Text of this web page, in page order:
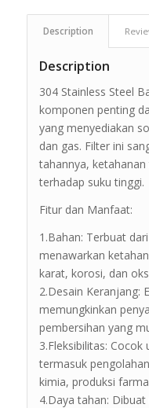
Description
Description
304 Stainless Steel
komponen penting
yang menyediakan
dan gas. Filter ini
tahannya,
terhadap suku tinggi.
Fitur dan Manfaat:
1.Bahan: Terbuat
menawarkan
karat, korosi, dan
2.Desain Keranjang:
memungkinkan
pembersihan yang
3.Fleksibilitas:
termasuk
kimia, produksi
4.Daya tahan: